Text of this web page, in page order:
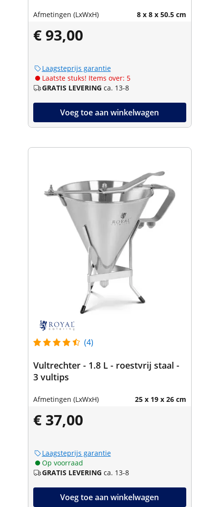
Afmetingen (LxWxH) 8 x 8 x 50.5 cm
€ 93,00
Laagsteprijs garantie
Laatste stuks! Items over: 5
GRATIS LEVERING ca. 13-8
Voeg toe aan winkelwagen
(4)
Vultrechter - 1.8 L - roestvrij staal -
3 vultips
Afmetingen (LxWxH) 25 x 19 x 26 cm
€ 37,00
Laagsteprijs garantie
Op voorraad
GRATIS LEVERING ca. 13-8
Voeg toe aan winkelwagen